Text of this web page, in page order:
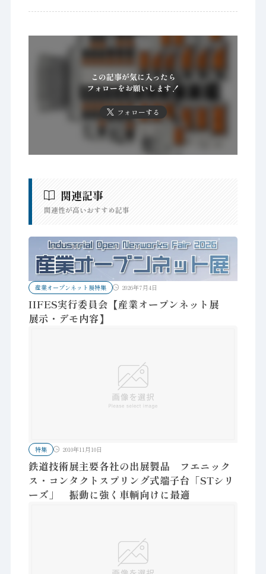
この記事が気に入ったら
フォローをお願いします！
フォローする
関連記事
関連性が高いおすすめ記事
産業オープンネット展特集 2026年7月4日
IIFES実行委員会【産業オープンネット展
展示・デモ内容】
特集 2010年11月10日
鉄道技術展主要各社の出展製品 フエニック
ス・コンタクトスプリング式端子台「STシリ
ーズ」 振動に強く車輌向けに最適